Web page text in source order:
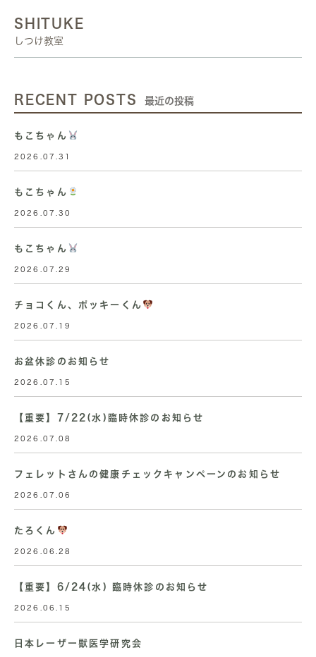
SHITUKE
しつけ教室
RECENT POSTS 最近の投稿
もこちゃん
2026.07.31
もこちゃん
2026.07.30
もこちゃん
2026.07.29
チョコくん、ポッキーくん
2026.07.19
お盆休診のお知らせ
2026.07.15
【重要】7/22(水)臨時休診のお知らせ
2026.07.08
フェレットさんの健康チェックキャンペーンのお知らせ
2026.07.06
たろくん
2026.06.28
【重要】6/24(水) 臨時休診のお知らせ
2026.06.15
日本レーザー獣医学研究会